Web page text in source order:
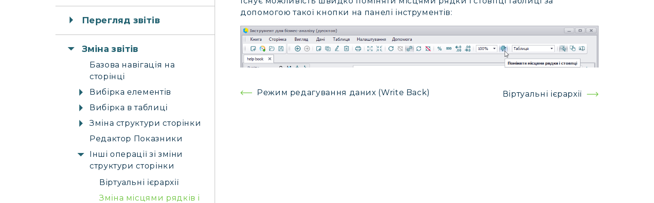
допомогою такої кнопки на панелі інструментів:
Навігація
Режим редагування даних (Write Back) Віртуальні ієрархії
Перегляд звітів
Зміна звітів
Базова навігація на
сторінці
Вибірка елементів
Вибірка в таблиці
Зміна структури сторінки
Редактор Показники
Інші операції зі зміни
структури сторінки
Віртуальні ієрархії
Зміна місцями рядків і